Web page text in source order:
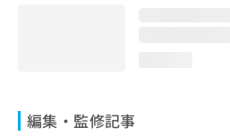
編集・監修記事